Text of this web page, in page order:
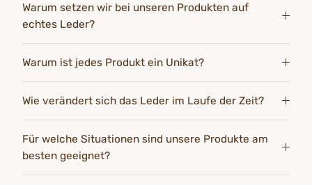
Warum setzen wir bei unseren Produkten auf
echtes Leder?
Warum ist jedes Produkt ein Unikat?
Wie verändert sich das Leder im Laufe der Zeit?
Für welche Situationen sind unsere Produkte am
besten geeignet?